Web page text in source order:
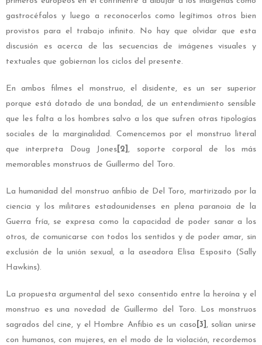
gastrocéfalos y luego a reconocerlos como legítimos otros bien
provistos para el trabajo infinito. No hay que olvidar que esta
discusión es acerca de las secuencias de imágenes visuales y
textuales que gobiernan los ciclos del presente.
En ambos filmes el monstruo, el disidente, es un ser superior
porque está dotado de una bondad, de un entendimiento sensible
que les falta a los hombres salvo a los que sufren otras tipologías
sociales de la marginalidad. Comencemos por el monstruo literal
que interpreta Doug Jones [2] , soporte corporal de los más
memorables monstruos de Guillermo del Toro.
La humanidad del monstruo anfibio de Del Toro, martirizado por la
ciencia y los militares estadounidenses en plena paranoia de la
Guerra fría, se expresa como la capacidad de poder sanar a los
otros, de comunicarse con todos los sentidos y de poder amar, sin
exclusión de la unión sexual, a la aseadora Elisa Esposito (Sally
Hawkins).
La propuesta argumental del sexo consentido entre la heroína y el
monstruo es una novedad de Guillermo del Toro. Los monstruos
sagrados del cine, y el Hombre Anfibio es un caso [3] , solían unirse
con humanos, con mujeres, en el modo de la violación, recordemos